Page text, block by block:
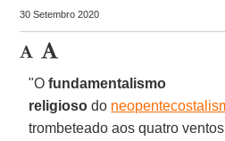
30 Setembro 2020
"Ofundamentalismo
religioso do
trombeteado aos quatro